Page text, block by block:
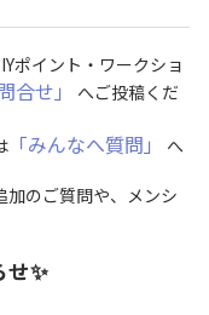
ポイント・ワークショ
合せ」
へご投稿くだ
「みんなへ質問」
へ
のご質問や、メンシ
✨